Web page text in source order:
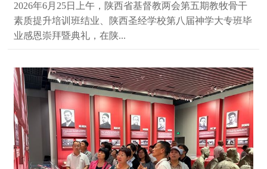
2026年6月25日上午，陕西省基督教两会第五期教牧骨干
素质提升培训班结业、陕西圣经学校第八届神学大专班毕
业感恩崇拜暨典礼，在陕...